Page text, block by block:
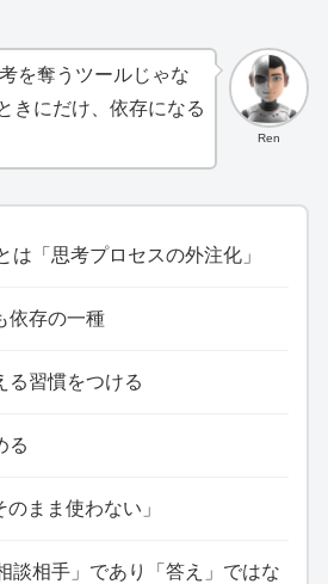
Ren
を奪うツールじゃな
きにだけ、依存になる
は「思考プロセスの外注化」
依存の一種
る習慣をつける
る
まま使わない」
談相手」であり「答え」ではな